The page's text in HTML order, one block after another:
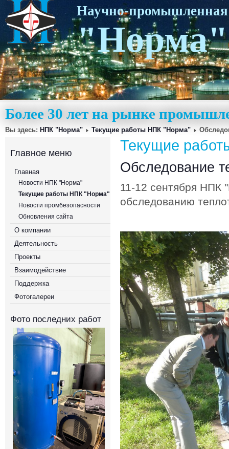
Научно-
"Норма"
Более 30 лет на рынке
Вы здесь: НПК "Норма" Текущие работы НПК "Норма"
Главное меню
Главная
Новости НПК "Норма"
Текущие работы НПК "Норма"
Новости промбезопасности
Обновления сайта
О компании
Деятельность
Проекты
Взаимодействие
Поддержка
Фотогалереи
Фото последних работ
Текущие
Обследование
11-12 сентября НПК
обследованию